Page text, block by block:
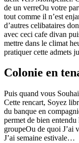
de un verreOu votre
tout comme il n’est
d’autres celibataires
avec ceci cafe divan
mettre dans le climat
pratiquer cette admets
Colonie en
Puis quand vous
Cette rencart, Soyez
du banque en
permet de bien
groupeOu de quoi J’ai
J’ai semaine estivale…